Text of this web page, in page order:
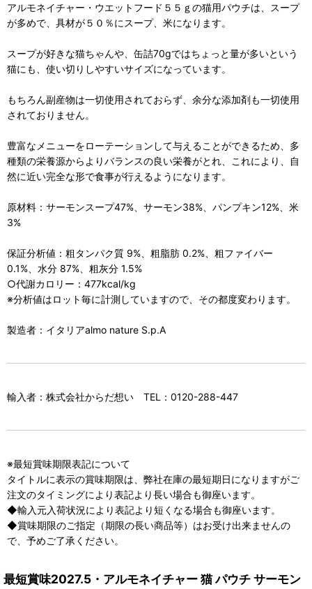
アルモネイチャー・ウエットフード５５ｇの猫用パウチは、スープ
が多めで、具材が５０％にスープ、米になります。
スープが好きな猫ちゃんや、缶詰70gではちょっと量が多いという
猫にも、使い切りしやすいサイズになっています。
もちろん副産物は一切使用されておらず、余分な添加剤も一切使用
されておりません。
豊富なメニューをローテーションして与えることができるため、多
種類の栄養源からよりバランスの良い栄養がとれ、これにより、自
然に近い完全な形で食事が行えるようになります。
原材料：サーモンスープ47%、サーモン38%、パンプキン12%、米
3%
保証分析値：粗タンパク質 9%、粗脂肪 0.2%、粗ファイバー
0.1%、水分 87%、粗灰分 1.5%
○代謝カロリー：477kcal/kg
※分析値はロット毎に計測していますので、その都度変わります。
製造者：イタリアalmo nature S.p.A
輸入者：株式会社からだ想い TEL：0120-288-447
※最短賞味期限表記について
タイトルに表示の賞味期限は、弊社在庫の最短期日になりますがご
注文のタイミングにより表記より長い場合も御座います。
◆輸入元入荷状況により表記より短くなる場合も御座います。
◆賞味期限のご指定（期限の長い商品等）はお受け出来ませんの
で、予めご了承ください。
最短賞味2027.5・アルモネイチャー 猫 パウチ サーモン